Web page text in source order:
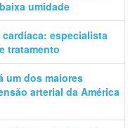
umidade
especialista
tratamento
um dos maiores
arterial da América